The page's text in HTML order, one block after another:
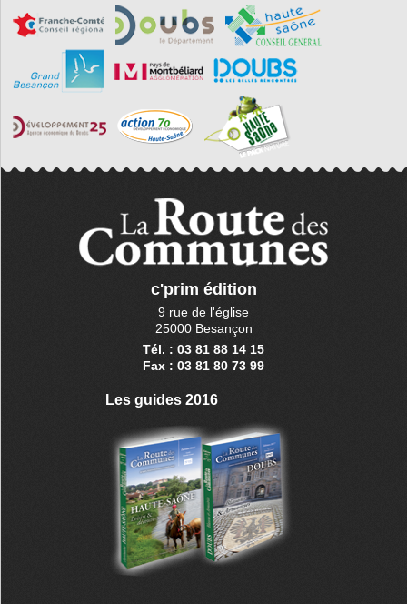
c'prim édition
9 rue de l'église
25000 Besançon
Tél. : 03 81 88 14 15
Fax : 03 81 80 73 99
Les guides 2016